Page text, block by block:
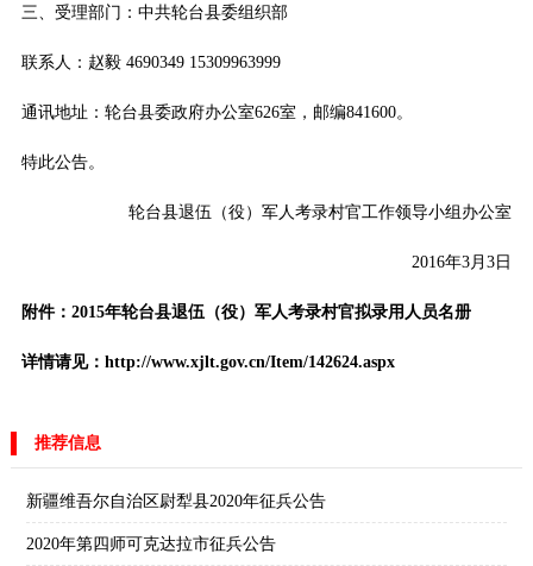
三、受理部门：中共轮台县委组织部
联系人：赵毅 4690349 15309963999
通讯地址：轮台县委政府办公室626室，邮编841600。
特此公告。
轮台县退伍（役）军人考录村官工作领导小组办公室
2016年3月3日
附件：2015年轮台县退伍（役）军人考录村官拟录用人员名册
详情请见：http://www.xjlt.gov.cn/Item/142624.aspx
推荐信息
新疆维吾尔自治区尉犁县2020年征兵公告
2020年第四师可克达拉市征兵公告